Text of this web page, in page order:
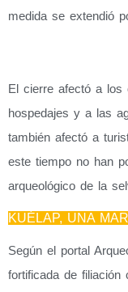
medida se extendió
El cierre afectó a los
hospedajes y a las
también afectó a
este tiempo no han
arqueológico de la
KUÉLAP, UNA
Según el portal
fortificada de filiación